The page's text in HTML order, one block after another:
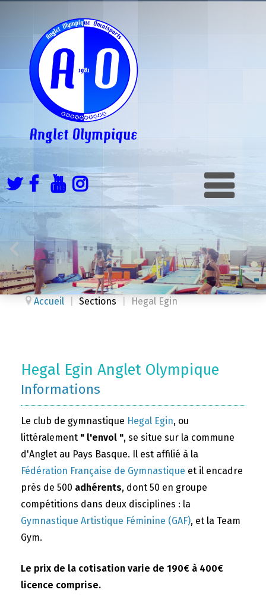
Accueil Sections Hegal Egin
Hegal Egin Anglet Olympique
Informations
Le club de gymnastique Hegal Egin, ou
littéralement " l'envol ", se situe sur la commune
d'Anglet au Pays Basque. Il est affilié à la
Fédération Française de Gymnastique et il encadre
près de 500 adhérents, dont 50 en groupe
compétitions dans deux disciplines : la
Gymnastique Artistique Féminine (GAF), et la Team
Gym.
Le prix de la cotisation varie de 190€ à 400€
licence comprise.